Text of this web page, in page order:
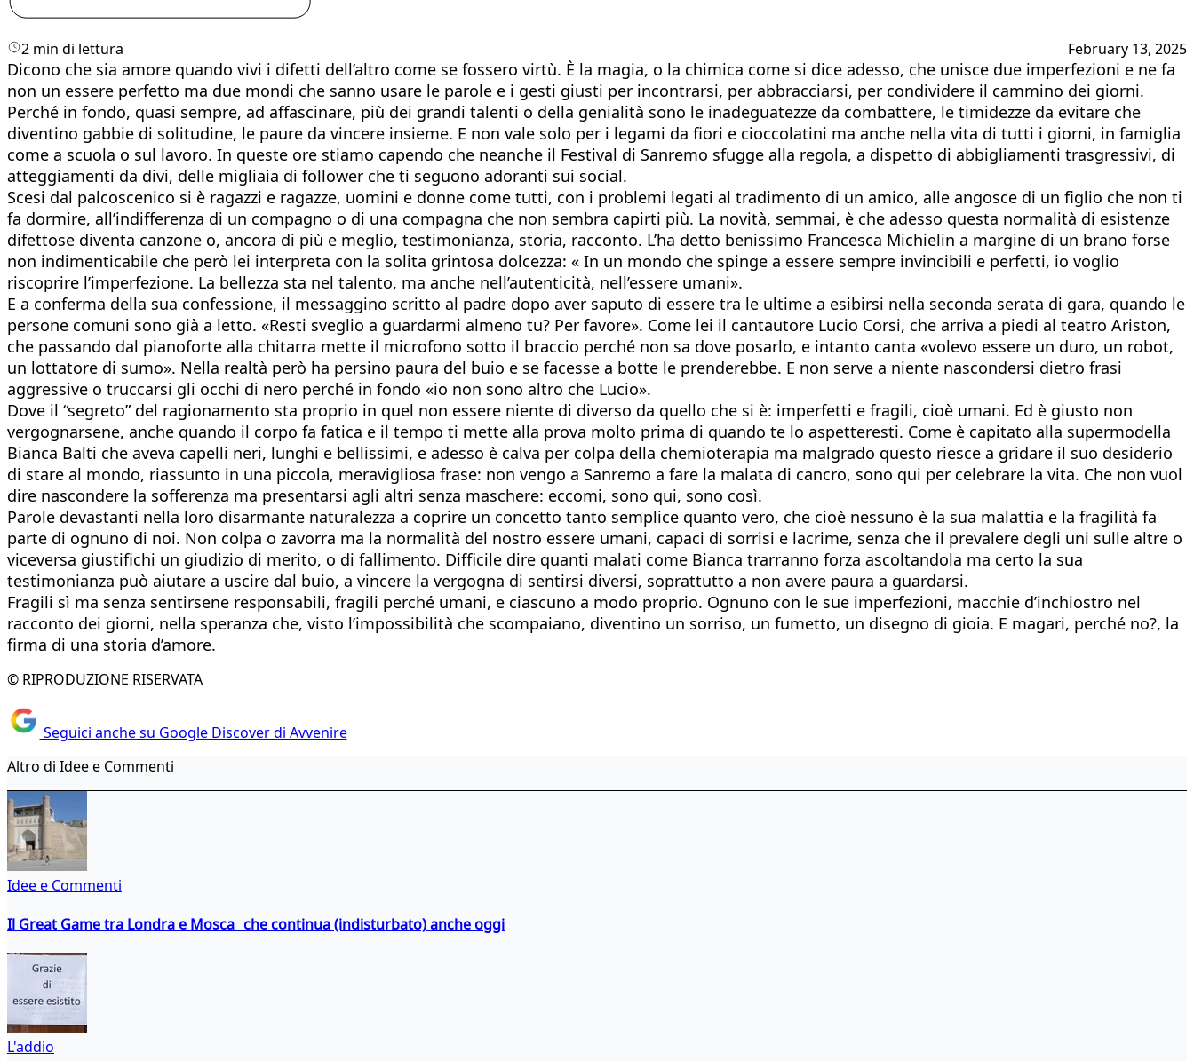
2 min di lettura February 13, 2025
Dicono che sia amore quando vivi i difetti dell’altro come se fossero virtù. È la magia, o la chimica come si dice adesso, che unisce due imperfezioni e ne fa
non un essere perfetto ma due mondi che sanno usare le parole e i gesti giusti per incontrarsi, per abbracciarsi, per condividere il cammino dei giorni.
Perché in fondo, quasi sempre, ad affascinare, più dei grandi talenti o della genialità sono le inadeguatezze da combattere, le timidezze da evitare che
diventino gabbie di solitudine, le paure da vincere insieme. E non vale solo per i legami da fiori e cioccolatini ma anche nella vita di tutti i giorni, in famiglia
come a scuola o sul lavoro. In queste ore stiamo capendo che neanche il Festival di Sanremo sfugge alla regola, a dispetto di abbigliamenti trasgressivi, di
atteggiamenti da divi, delle migliaia di follower che ti seguono adoranti sui social.
Scesi dal palcoscenico si è ragazzi e ragazze, uomini e donne come tutti, con i problemi legati al tradimento di un amico, alle angosce di un figlio che non ti
fa dormire, all’indifferenza di un compagno o di una compagna che non sembra capirti più. La novità, semmai, è che adesso questa normalità di esistenze
difettose diventa canzone o, ancora di più e meglio, testimonianza, storia, racconto. L’ha detto benissimo Francesca Michielin a margine di un brano forse
non indimenticabile che però lei interpreta con la solita grintosa dolcezza: « In un mondo che spinge a essere sempre invincibili e perfetti, io voglio
riscoprire l’imperfezione. La bellezza sta nel talento, ma anche nell’autenticità, nell’essere umani».
E a conferma della sua confessione, il messaggino scritto al padre dopo aver saputo di essere tra le ultime a esibirsi nella seconda serata di gara, quando le
persone comuni sono già a letto. «Resti sveglio a guardarmi almeno tu? Per favore». Come lei il cantautore Lucio Corsi, che arriva a piedi al teatro Ariston,
che passando dal pianoforte alla chitarra mette il microfono sotto il braccio perché non sa dove posarlo, e intanto canta «volevo essere un duro, un robot,
un lottatore di sumo». Nella realtà però ha persino paura del buio e se facesse a botte le prenderebbe. E non serve a niente nascondersi dietro frasi
aggressive o truccarsi gli occhi di nero perché in fondo «io non sono altro che Lucio».
Dove il “segreto” del ragionamento sta proprio in quel non essere niente di diverso da quello che si è: imperfetti e fragili, cioè umani. Ed è giusto non
vergognarsene, anche quando il corpo fa fatica e il tempo ti mette alla prova molto prima di quando te lo aspetteresti. Come è capitato alla supermodella
Bianca Balti che aveva capelli neri, lunghi e bellissimi, e adesso è calva per colpa della chemioterapia ma malgrado questo riesce a gridare il suo desiderio
di stare al mondo, riassunto in una piccola, meravigliosa frase: non vengo a Sanremo a fare la malata di cancro, sono qui per celebrare la vita. Che non vuol
dire nascondere la sofferenza ma presentarsi agli altri senza maschere: eccomi, sono qui, sono così.
Parole devastanti nella loro disarmante naturalezza a coprire un concetto tanto semplice quanto vero, che cioè nessuno è la sua malattia e la fragilità fa
parte di ognuno di noi. Non colpa o zavorra ma la normalità del nostro essere umani, capaci di sorrisi e lacrime, senza che il prevalere degli uni sulle altre o
viceversa giustifichi un giudizio di merito, o di fallimento. Difficile dire quanti malati come Bianca trarranno forza ascoltandola ma certo la sua
testimonianza può aiutare a uscire dal buio, a vincere la vergogna di sentirsi diversi, soprattutto a non avere paura a guardarsi.
Fragili sì ma senza sentirsene responsabili, fragili perché umani, e ciascuno a modo proprio. Ognuno con le sue imperfezioni, macchie d’inchiostro nel
racconto dei giorni, nella speranza che, visto l’impossibilità che scompaiano, diventino un sorriso, un fumetto, un disegno di gioia. E magari, perché no?, la
firma di una storia d’amore.
© RIPRODUZIONE RISERVATA
Seguici anche su Google Discover di Avvenire
Altro di Idee e Commenti
Idee e Commenti
Il Great Game tra Londra e Mosca che continua (indisturbato) anche oggi
L'addio